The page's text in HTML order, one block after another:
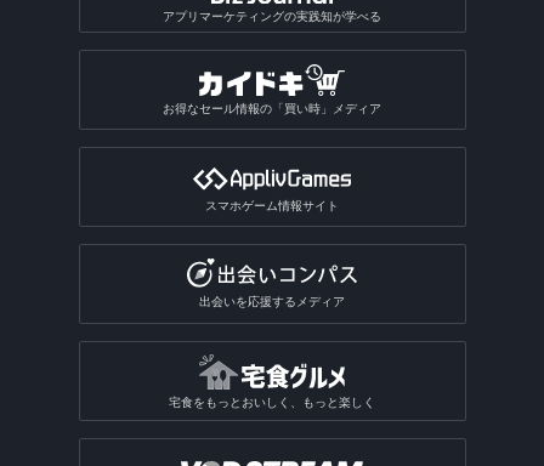
アプリマーケティングの実践知が学べる
お得なセール情報の「買い時」メディア
スマホゲーム情報サイト
出会いを応援するメディア
宅食をもっとおいしく、もっと楽しく